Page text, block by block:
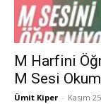
M Harfini
M Sesi
Ümit Kiper - Kasım